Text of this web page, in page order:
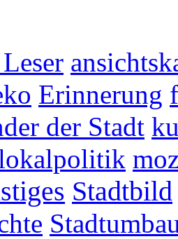
Erinnerung
der Stadt
Stadtbild